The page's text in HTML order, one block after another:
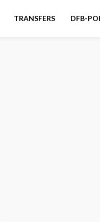
TRANSFERS DFB-